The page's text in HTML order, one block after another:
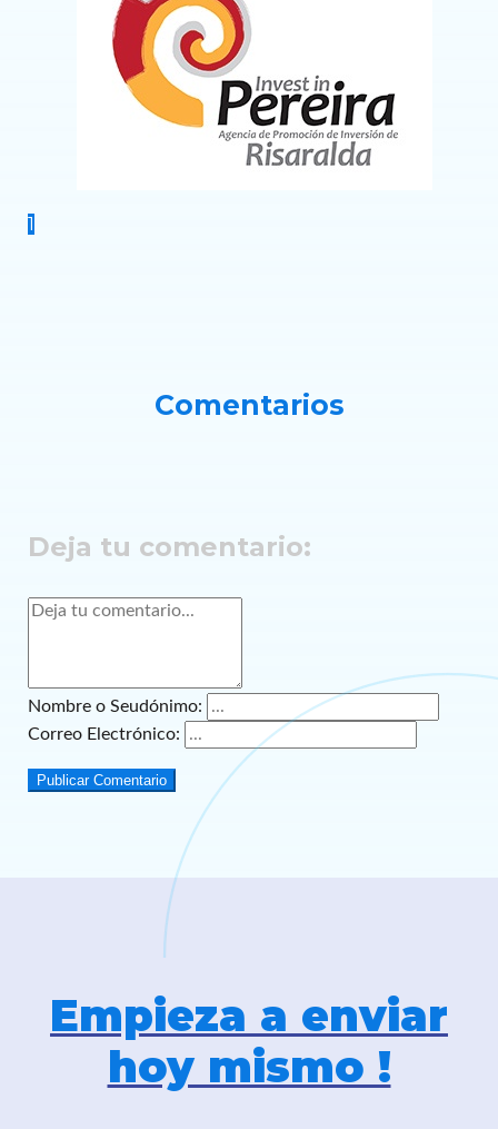
1
Comentarios
Deja tu comentario:
Nombre o Seudónimo:
Correo Electrónico:
Publicar Comentario
Empieza a enviar
hoy mismo !